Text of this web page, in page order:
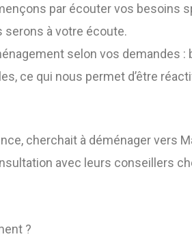
par écouter vos besoins
serons à votre écoute.
selon vos demandes
ce qui nous permet d’être
cherchait à déménager vers
avec leurs conseillers
?